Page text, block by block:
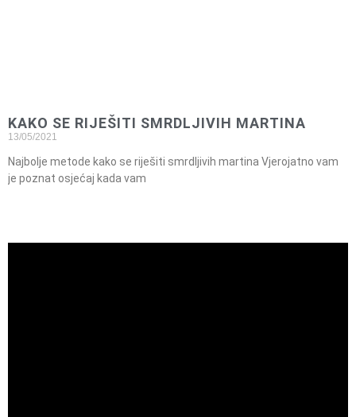
KAKO SE RIJEŠITI SMRDLJIVIH MARTINA
13/05/2021
Najbolje metode kako se riješiti smrdljivih martina Vjerojatno vam
je poznat osjećaj kada vam